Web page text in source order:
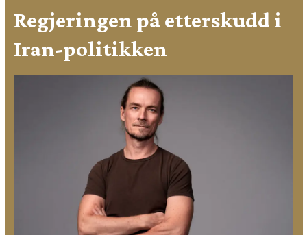
Regjeringen på etterskudd i
Iran-politikken